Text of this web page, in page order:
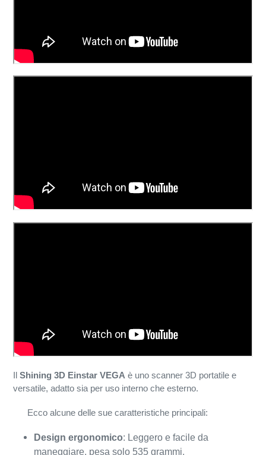
Il Shining 3D Einstar VEGA è uno scanner 3D portatile e
versatile, adatto sia per uso interno che esterno.
Ecco alcune delle sue caratteristiche principali:
Design ergonomico: Leggero e facile da
maneggiare, pesa solo 535 grammi.